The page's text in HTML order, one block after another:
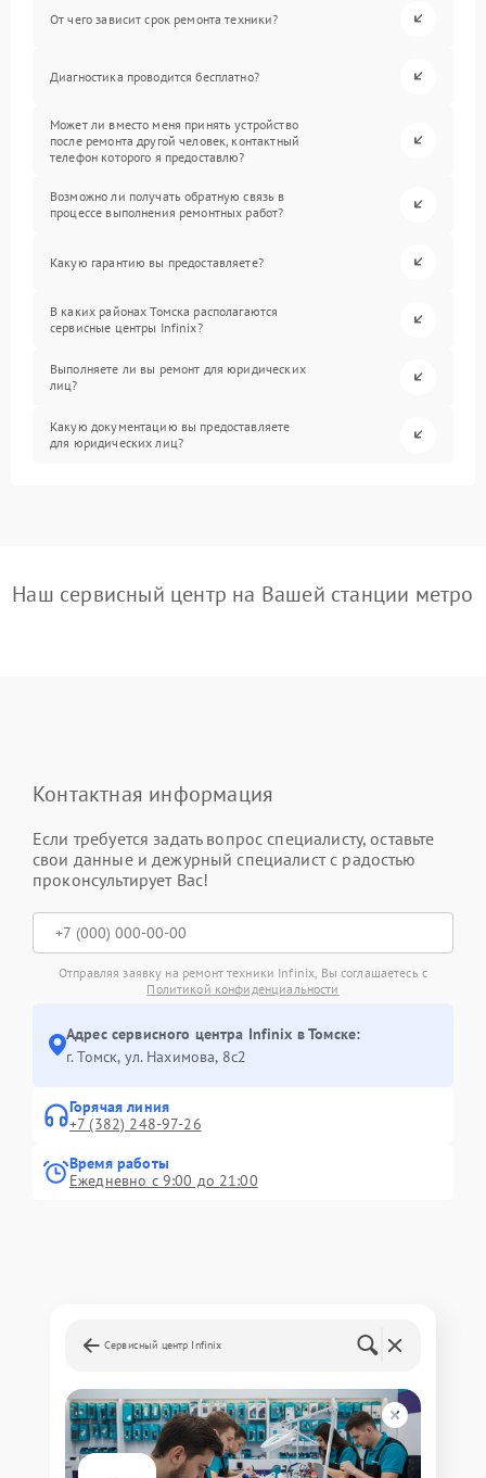
От чего зависит срок ремонта техники?
Диагностика проводится бесплатно?
Может ли вместо меня принять устройство
после ремонта другой человек, контактный
телефон которого я предоставлю?
Возможно ли получать обратную связь в
процессе выполнения ремонтных работ?
Какую гарантию вы предоставляете?
В каких районах Томска располагаются
сервисные центры Infinix?
Выполняете ли вы ремонт для юридических
лиц?
Какую документацию вы предоставляете
для юридических лиц?
Наш сервисный центр на Вашей станции метро
Контактная информация
Если требуется задать вопрос специалисту, оставьте
свои данные и дежурный специалист с радостью
проконсультирует Вас!
Отправляя заявку на ремонт техники Infinix, Вы соглашаетесь с
Политикой конфиденциальности
Адрес сервисного центра Infinix в Томске:
г. Томск, ул. Нахимова, 8с2
Горячая линия
+7 (382) 248-97-26
Время работы
Ежедневно с 9:00 до 21:00
Сервисный центр Infinix